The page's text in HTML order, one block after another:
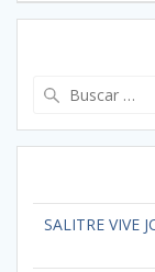
SALITRE VIVE